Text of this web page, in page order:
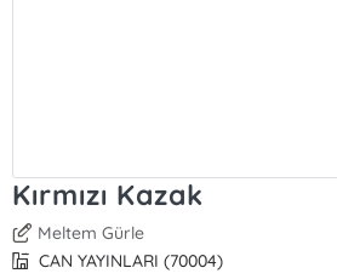
Kırmızı Kazak
Meltem Gürle
CAN YAYINLARI (70004)